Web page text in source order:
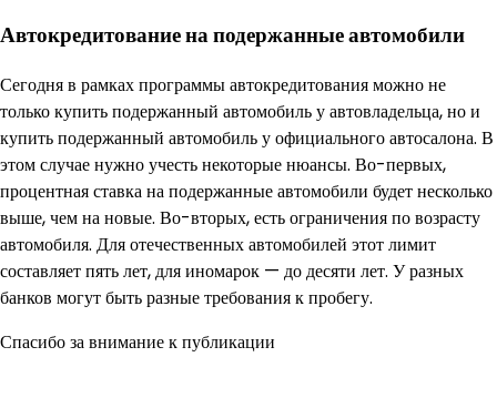
Автокредитование на подержанные автомобили
Сегодня в рамках программы автокредитования можно не
только купить подержанный автомобиль у автовладельца, но и
купить подержанный автомобиль у официального автосалона. В
этом случае нужно учесть некоторые нюансы. Во-первых,
процентная ставка на подержанные автомобили будет несколько
выше, чем на новые. Во-вторых, есть ограничения по возрасту
автомобиля. Для отечественных автомобилей этот лимит
составляет пять лет, для иномарок — до десяти лет. У разных
банков могут быть разные требования к пробегу.
Спасибо за внимание к публикации